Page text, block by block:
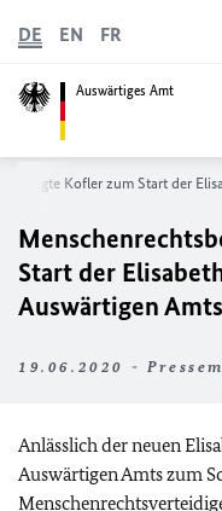
Auswärtiges Amt
DE EN FR
Kofler zum Start der
Start der
Auswärtigen Amts
19.06.2020 -
Anlässlich der neuen
Auswärtigen Amts zum